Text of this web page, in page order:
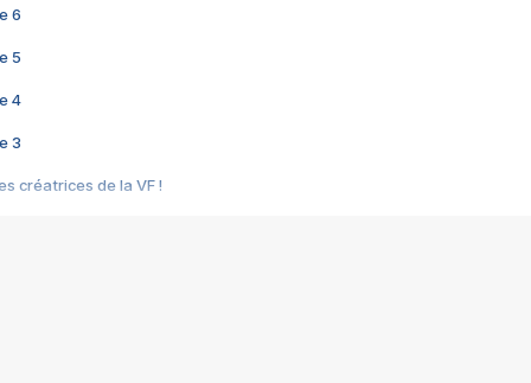
6
5
4
3
créatrices de la VF !